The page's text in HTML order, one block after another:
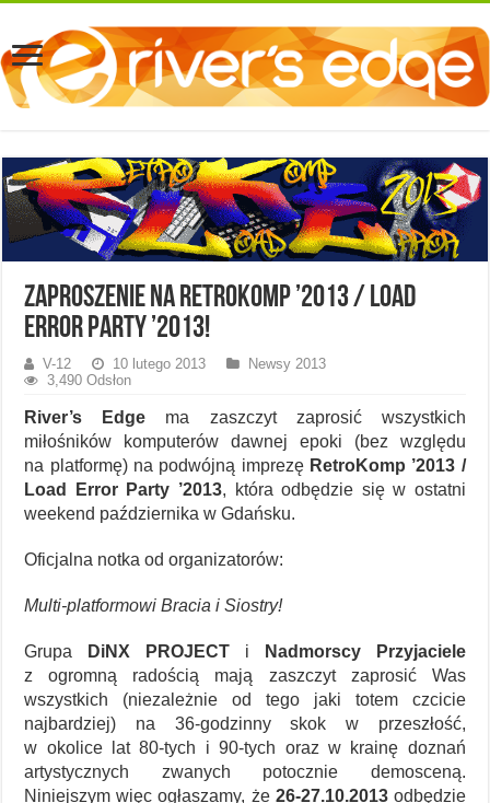
Zaproszenie na RetroKomp ’2013 / Load
Error Party ’2013!
V-12 10 lutego 2013
Newsy 2013
3,490 Odsłon
River’s Edge ma zaszczyt zaprosić wszystkich
miłośników komputerów dawnej epoki (bez względu
na platformę) na podwójną imprezę RetroKomp ’2013 /
Load Error Party ’2013, która odbędzie się w ostatni
weekend października w Gdańsku.
Oficjalna notka od organizatorów:
Multi-platformowi Bracia i Siostry!
Grupa DiNX PROJECT i
Nadmorscy Przyjaciele
z ogromną radością mają zaszczyt zaprosić Was
wszystkich (niezależnie od tego jaki totem czcicie
najbardziej) na 36-godzinny skok w przeszłość,
w okolice lat 80-tych i 90-tych oraz w krainę doznań
artystycznych zwanych potocznie demosceną.
Niniejszym więc ogłaszamy, że 26-27.10.2013odbędzie